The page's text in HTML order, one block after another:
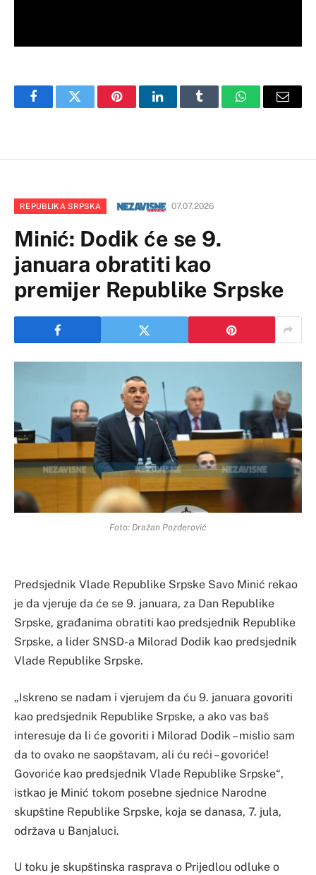
FacebookTwitter PinterestLinkedInTumblr WhatsAppEmail
REPUBLIKA SRPSKA 07.07.2026
Minić: Dodik će se 9.
januara obratiti kao
premijer Republike Srpske
Foto: Dražan Pozderović
Predsjednik Vlade Republike Srpske Savo Minić rekao
je da vjeruje da će se 9. januara, za Dan Republike
Srpske, građanima obratiti kao predsjednik Republike
Srpske, a lider SNSD-a Milorad Dodik kao predsjednik
Vlade Republike Srpske.
„Iskreno se nadam i vjerujem da ću 9. januara govoriti
kao predsjednik Republike Srpske, a ako vas baš
interesuje da li će govoriti i Milorad Dodik – mislio sam
da to ovako ne saopštavam, ali ću reći – govoriće!
Govoriće kao predsjednik Vlade Republike Srpske“,
istkao je Minić tokom posebne sjednice Narodne
skupštine Republike Srpske, koja se danasa, 7. jula,
održava u Banjaluci.
U toku je skupštinska rasprava o Prijedlou odluke o